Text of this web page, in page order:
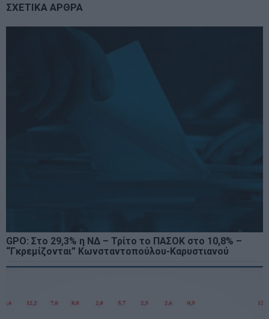
ΣΧΕΤΙΚΑ ΑΡΘΡΑ
GPO: Στο 29,3% η ΝΔ – Τρίτο το ΠΑΣΟΚ στο 10,8% –
“Γκρεμίζονται” Κωνσταντοπούλου-Καρυστιανού